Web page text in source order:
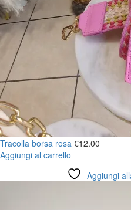
Tracolla borsa rosa €12.00
Aggiungi al carrello
Aggiungi